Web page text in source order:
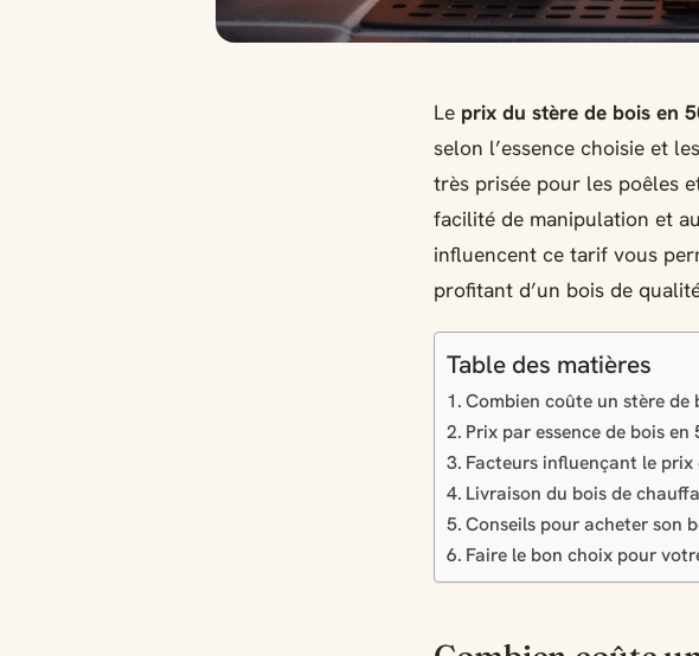
Le prix du stère de bois en
selon l’essence choisie et
très prisée pour les poêles
facilité de manipulation et
influencent ce tarif vous
profitant d’un bois de
Table des matières
Combien coûte un stère de
Prix par essence de bois en
Facteurs influençant le prix
Livraison du bois de
Conseils pour acheter son
Faire le bon choix pour